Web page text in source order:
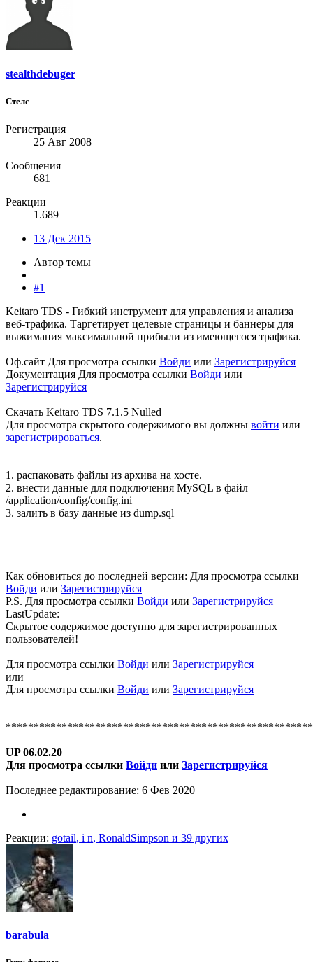
stealthdebuger
Стелс
Регистрация
25 Авг 2008
Сообщения
681
Реакции
1.689
13 Дек 2015
Автор темы
#1
Keitaro TDS - Гибкий инструмент для управления и анализа
веб-трафика. Таргетирует целевые страницы и баннеры для
выжимания максимальной прибыли из имеющегося трафика.
Оф.сайт Для просмотра ссылки Войди или Зарегистрируйся
Документация Для просмотра ссылки Войди или
Зарегистрируйся
Скачать Keitaro TDS 7.1.5 Nulled
Для просмотра скрытого содержимого вы должны войти или
зарегистрироваться.
1. распаковать файлы из архива на хосте.
2. внести данные для подключения MySQL в файл
/application/config/config.ini
3. залить в базу данные из dump.sql
Как обновиться до последней версии: Для просмотра ссылки
Войди или Зарегистрируйся
P.S. Для просмотра ссылки Войди или Зарегистрируйся
LastUpdate:
Скрытое содержимое доступно для зарегистрированных
пользователей!
Для просмотра ссылки Войди или Зарегистрируйся
или
Для просмотра ссылки Войди или Зарегистрируйся
UP 06.02.20
Для просмотра ссылки Войди или Зарегистрируйся
Последнее редактирование: 6 Фев 2020
Реакции: gotail, i n, RonaldSimpson и 39 других
barabula